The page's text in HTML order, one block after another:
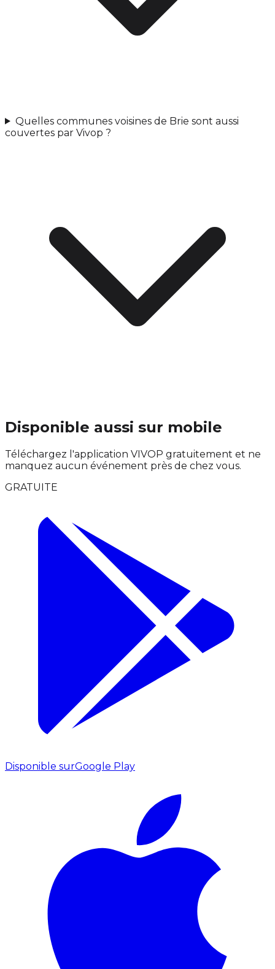
Quelles communes voisines de Brie sont aussi
couvertes par Vivop ?
Disponible aussi sur mobile
Téléchargez l'application VIVOP gratuitement et ne
manquez aucun événement près de chez vous.
GRATUITE
Disponible surGoogle Play